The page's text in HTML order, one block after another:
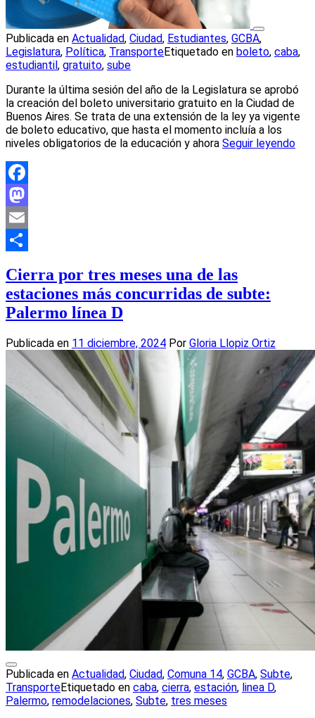
Publicada en Actualidad, Ciudad, Estudiantes, GCBA,
Legislatura, Política, TransporteEtiquetado en boleto, caba,
estudiantil , gratuito, sube
Durante la última sesión del año de la Legislatura se aprobó
la creación del boleto universitario gratuito en la Ciudad de
Buenos Aires. Se trata de una extensión de la ley ya vigente
de boleto educativo, que hasta el momento incluía a los
niveles obligatorios de la educación y ahora Seguir leyendo
Facebook
Mastodon
Email
Cierra por tres meses una de las
estaciones más concurridas de subte:
Palermo línea D
Publicada en 11 diciembre, 2024 Por Gloria Llopiz Ortiz
Publicada en Actualidad, Ciudad, Comuna 14, GCBA, Subte,
TransporteEtiquetado en caba, cierra, estación, linea D,
Palermo, remodelaciones, Subte, tres meses